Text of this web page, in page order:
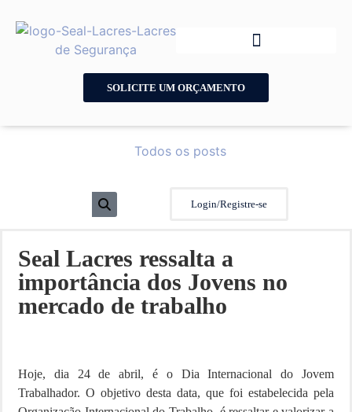
SOLICITE UM ORÇAMENTO
Todos os posts
Login/Registre-se
Seal Lacres ressalta a
importância dos Jovens no
mercado de trabalho
Hoje, dia 24 de abril, é o Dia Internacional do Jovem
Trabalhador. O objetivo desta data, que foi estabelecida pela